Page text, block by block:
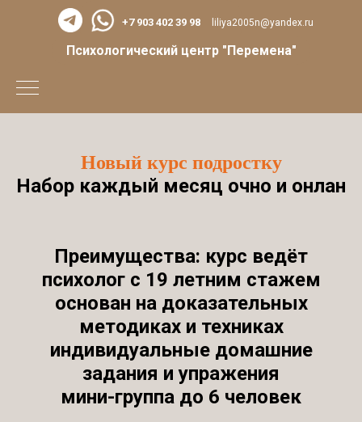
+7 903 402 39 98 liliya2005n@yandex.ru
Психологический центр "Перемена"
Новый курс подростку
Набор каждый месяц очно и онлан
Преимущества: курс ведёт
психолог с 19 летним стажем
основан на доказательных
методиках и техниках
индивидуальные домашние
задания и упражения
мини-группа до 6 человек